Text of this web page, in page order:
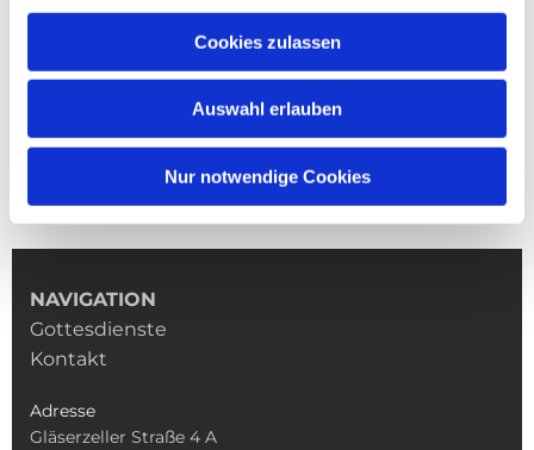
Cookies zulassen
Auswahl erlauben
Nur notwendige Cookies
NAVIGATION
Gottesdienste
Kontakt
Adresse
Gläserzeller Straße 4 A